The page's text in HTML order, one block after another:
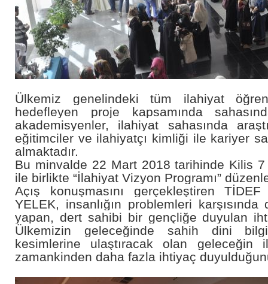
Ülkemiz genelindeki tüm ilahiyat
hedefleyen proje kapsamında
akademisyenler, ilahiyat sahasında
eğitimciler ve ilahiyatçı kimliği ile kariyer
almaktadır.
Bu minvalde 22 Mart 2018 tarihinde Kilis 7
ile birlikte “İlahiyat Vizyon Programı”
Açış konuşmasını gerçekleştiren
YELEK, insanlığın problemleri
yapan, dert sahibi bir gençliğe duyulan
Ülkemizin geleceğinde sahih dini
kesimlerine ulaştıracak olan geleceğin
zamankinden daha fazla ihtiyaç